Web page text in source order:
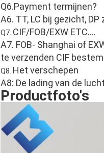
Q6.Payment termijnen?
A6. TT, LC bij gezicht,
Q7. CIF/FOB/EXW ETC….
A7. FOB- Shanghai of
te verzenden CIF
Q8. Het verschepen
A8: De lading van de
Productfoto's